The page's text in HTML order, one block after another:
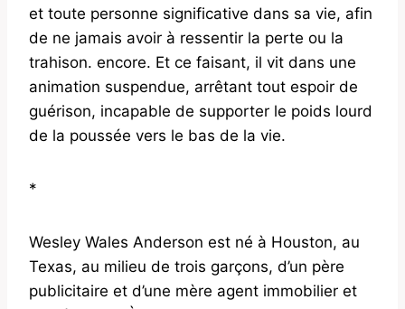
et toute personne significative dans sa vie, afin
de ne jamais avoir à ressentir la perte ou la
trahison. encore. Et ce faisant, il vit dans une
animation suspendue, arrêtant tout espoir de
guérison, incapable de supporter le poids lourd
de la poussée vers le bas de la vie.
*
Wesley Wales Anderson est né à Houston, au
Texas, au milieu de trois garçons, d’un père
publicitaire et d’une mère agent immobilier et